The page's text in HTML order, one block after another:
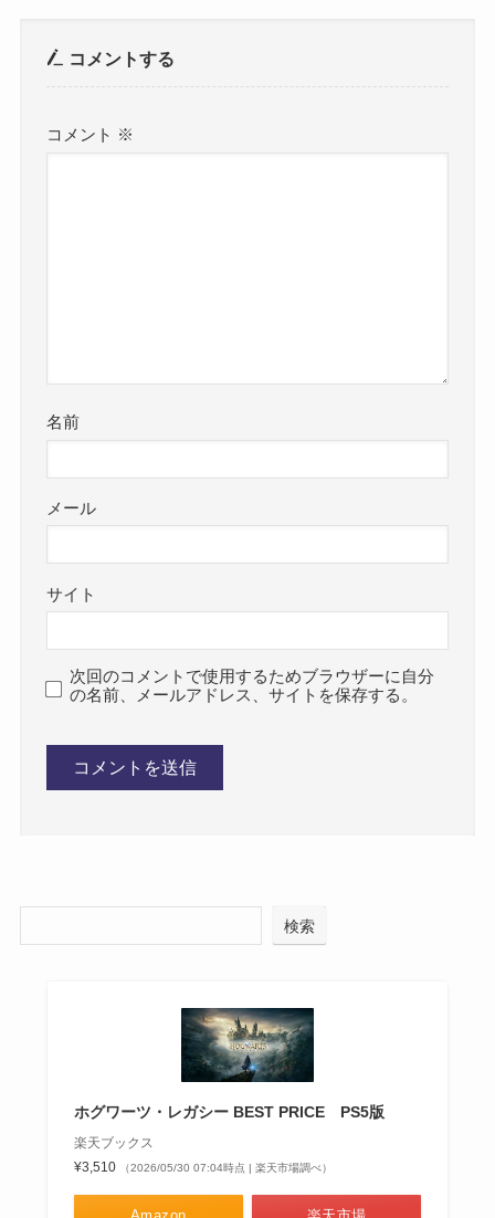
コメントする
コメント ※
名前
メール
サイト
次回のコメントで使用するためブラウザーに自分
の名前、メールアドレス、サイトを保存する。
検索
ホグワーツ・レガシー BEST PRICE PS5版
楽天ブックス
¥3,510
（2026/05/30 07:04時点 | 楽天市場調べ）